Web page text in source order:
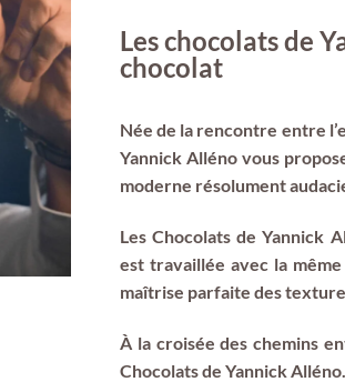
Les chocolats de
chocolat
Née de la rencontre entre
Yannick Alléno vous
moderne résolument
Les Chocolats de Yannick
est travaillée avec la
maîtrise parfaite des
À la croisée des chemins
Chocolats de Yannick Alléno.